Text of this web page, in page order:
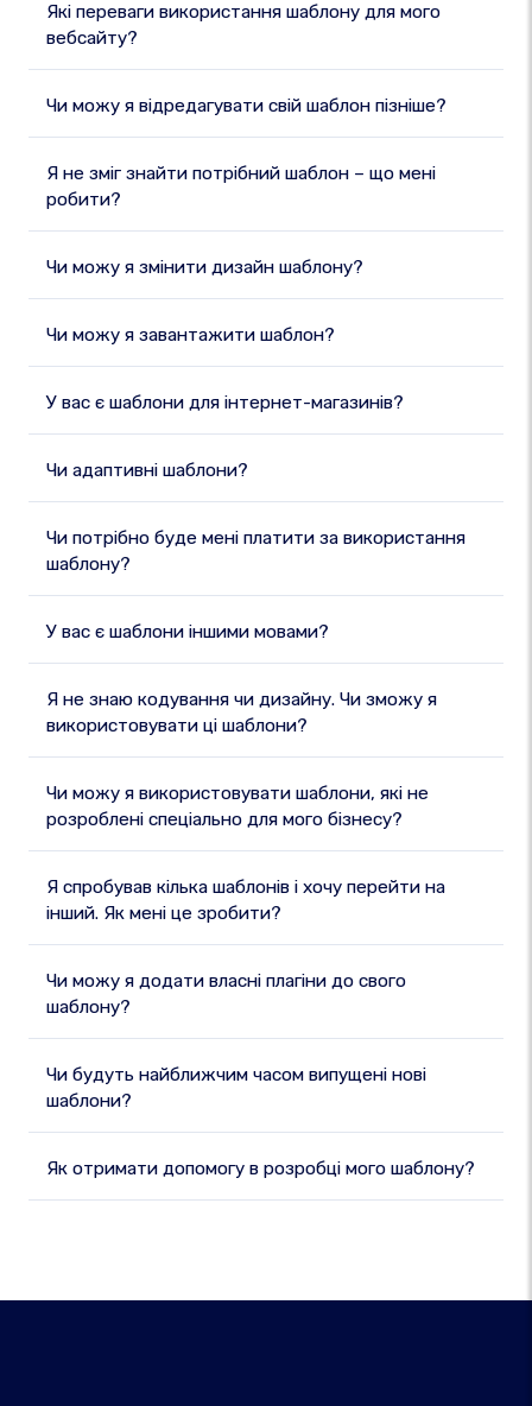
Які переваги використання шаблону для мого
вебсайту?
Чи можу я відредагувати свій шаблон пізніше?
Я не зміг знайти потрібний шаблон – що мені
робити?
Чи можу я змінити дизайн шаблону?
Чи можу я завантажити шаблон?
У вас є шаблони для інтернет-магазинів?
Чи адаптивні шаблони?
Чи потрібно буде мені платити за використання
шаблону?
У вас є шаблони іншими мовами?
Я не знаю кодування чи дизайну. Чи зможу я
використовувати ці шаблони?
Чи можу я використовувати шаблони, які не
розроблені спеціально для мого бізнесу?
Я спробував кілька шаблонів і хочу перейти на
інший. Як мені це зробити?
Чи можу я додати власні плагіни до свого
шаблону?
Чи будуть найближчим часом випущені нові
шаблони?
Як отримати допомогу в розробці мого шаблону?